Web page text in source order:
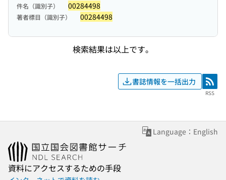
件名（識別子） 00284498
著者標目（識別子） 00284498
検索結果は以上です。
書誌情報を一括出力 RSS
RSS
Language：English
資料にアクセスするための手段